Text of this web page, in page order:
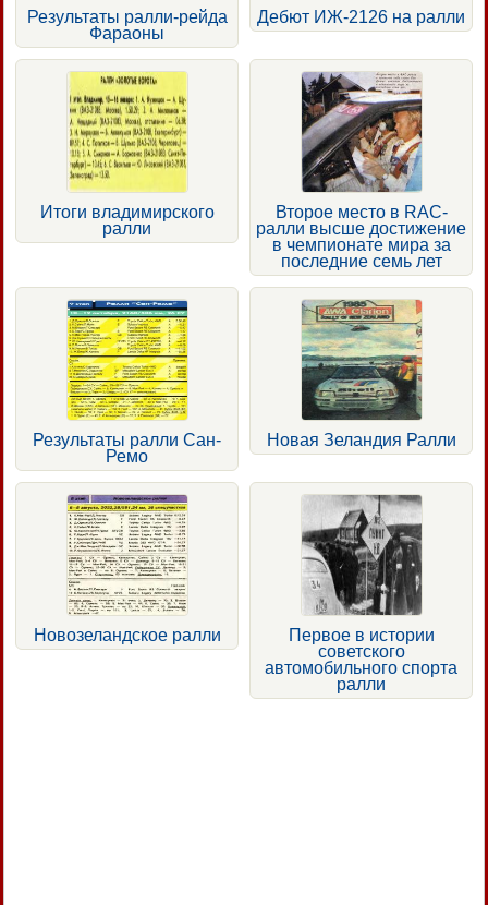
Результаты ралли-рейда
Фараоны
Дебют ИЖ-2126 на ралли
Итоги владимирского
ралли
Второе место в RAС-
ралли высше достижение
в чемпионате мира за
последние семь лет
Результаты ралли Сан-
Ремо
Новая Зеландия Ралли
Новозеландское ралли
Первое в истории
советского
автомобильного спорта
ралли